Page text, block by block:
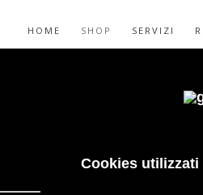
HOME SHOP SERVIZI